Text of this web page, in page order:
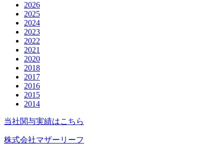
2026
2025
2024
2023
2022
2021
2020
2018
2017
2016
2015
2014
当社関与実績はこちら
株式会社マザーリーフ